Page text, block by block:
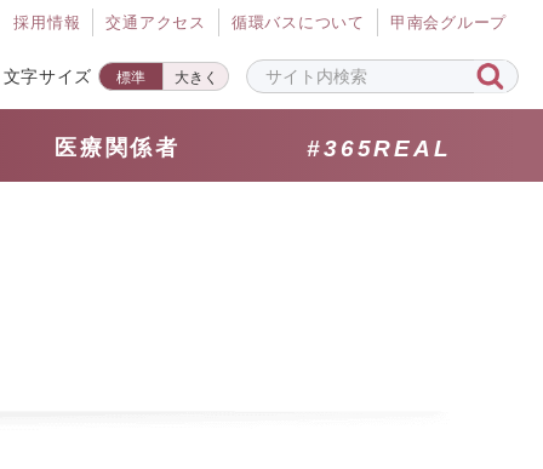
採⽤情報 交通アクセス 循環バスについて 甲南会グループ
文字サイズ 標準 大きく
医療関係者 #365REAL